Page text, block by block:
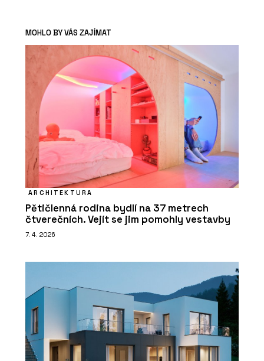
MOHLO BY VÁS ZAJÍMAT
ARCHITEKTURA
Pětičlenná rodina bydlí na 37 metrech
čtverečních. Vejít se jim pomohly vestavby
7. 4. 2026